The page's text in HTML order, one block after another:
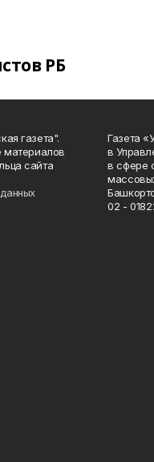
РБ
газета".
материалов
сайта
Газета
в
в сфере
02 -